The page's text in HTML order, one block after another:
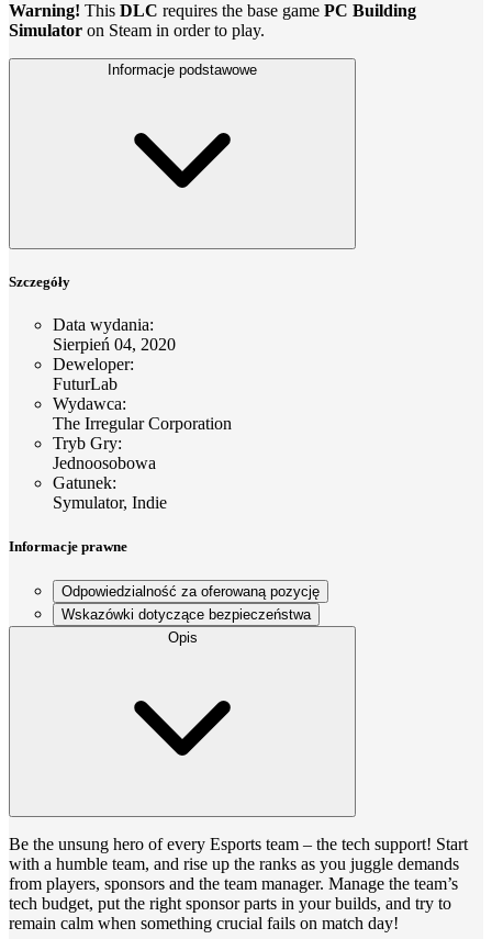
Warning! This DLC requires the base game PC Building
Simulator on Steam in order to play.
Informacje podstawowe
Szczegóły
Data wydania:
Sierpień 04, 2020
Deweloper:
FuturLab
Wydawca:
The Irregular Corporation
Tryb Gry:
Jednoosobowa
Gatunek:
Symulator, Indie
Informacje prawne
Odpowiedzialność za oferowaną pozycję
Wskazówki dotyczące bezpieczeństwa
Opis
Be the unsung hero of every Esports team – the tech support! Start
with a humble team, and rise up the ranks as you juggle demands
from players, sponsors and the team manager. Manage the team’s
tech budget, put the right sponsor parts in your builds, and try to
remain calm when something crucial fails on match day!